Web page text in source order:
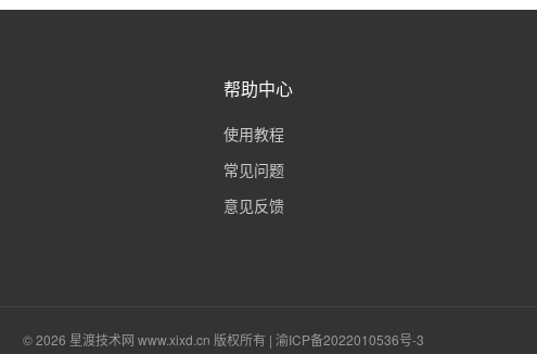
帮助中心
使用教程
常见问题
意见反馈
© 2026 星渡技术网 www.xixd.cn 版权所有 | 渝ICP备2022010536号-3